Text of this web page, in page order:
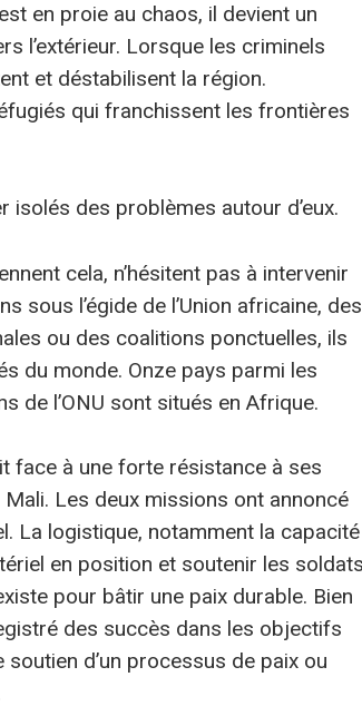
en proie au chaos, il devient un
l’extérieur. Lorsque les criminels
et déstabilisent la région.
qui franchissent les frontières
des problèmes autour d’eux.
cela, n’hésitent pas à intervenir
sous l’égide de l’Union africaine, des
ou des coalitions ponctuelles, ils
du monde. Onze pays parmi les
de l’ONU sont situés en Afrique.
face à une forte résistance à ses
Les deux missions ont annoncé
La logistique, notamment la capacité
en position et soutenir les
pour bâtir une paix durable. Bien
des succès dans les objectifs
d’un processus de paix ou